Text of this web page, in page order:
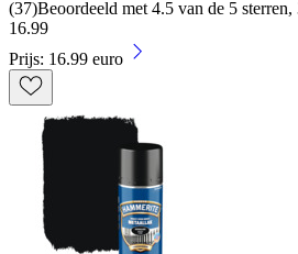
(37)Beoordeeld met 4.5 van de 5
16.99
Prijs: 16.99 euro